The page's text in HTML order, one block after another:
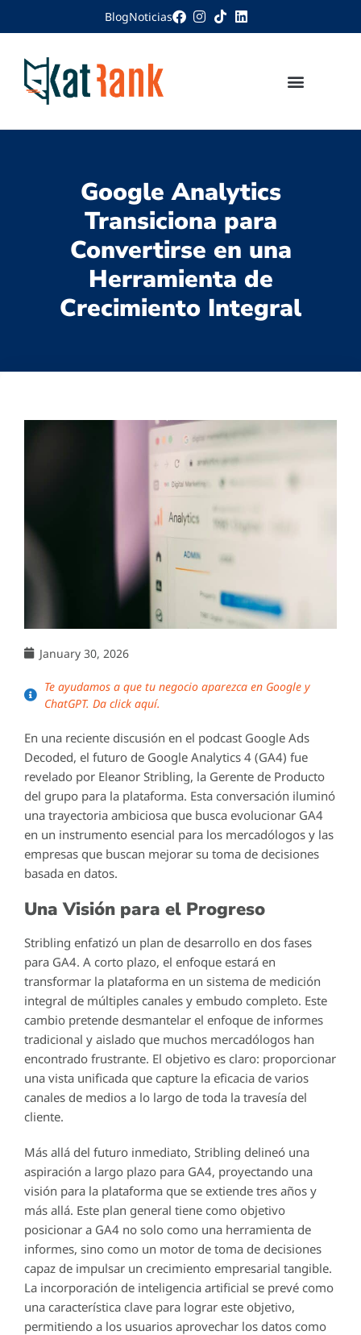
BlogNoticias
Google Analytics
Transiciona para
Convertirse en una
Herramienta de
Crecimiento Integral
January 30, 2026
Te ayudamos a que tu negocio aparezca en Google y
ChatGPT. Da click aquí.
En una reciente discusión en el podcast Google Ads
Decoded, el futuro de Google Analytics 4 (GA4) fue
revelado por Eleanor Stribling, la Gerente de Producto
del grupo para la plataforma. Esta conversación iluminó
una trayectoria ambiciosa que busca evolucionar GA4
en un instrumento esencial para los mercadólogos y las
empresas que buscan mejorar su toma de decisiones
basada en datos.
Una Visión para el Progreso
Stribling enfatizó un plan de desarrollo en dos fases
para GA4. A corto plazo, el enfoque estará en
transformar la plataforma en un sistema de medición
integral de múltiples canales y embudo completo. Este
cambio pretende desmantelar el enfoque de informes
tradicional y aislado que muchos mercadólogos han
encontrado frustrante. El objetivo es claro: proporcionar
una vista unificada que capture la eficacia de varios
canales de medios a lo largo de toda la travesía del
cliente.
Más allá del futuro inmediato, Stribling delineó una
aspiración a largo plazo para GA4, proyectando una
visión para la plataforma que se extiende tres años y
más allá. Este plan general tiene como objetivo
posicionar a GA4 no solo como una herramienta de
informes, sino como un motor de toma de decisiones
capaz de impulsar un crecimiento empresarial tangible.
La incorporación de inteligencia artificial se prevé como
una característica clave para lograr este objetivo,
permitiendo a los usuarios aprovechar los datos como